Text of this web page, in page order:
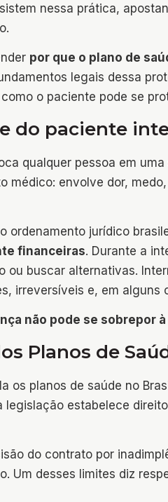
nessa prática,
por que o plano de
legais dessa
o paciente pode se
do paciente
qualquer pessoa em
médico: envolve dor,
ordenamento jurídico
financeiras. Durante a
ou buscar alternativas.
irreversíveis e, em alguns
não pode se sobrepor
Planos de
os planos de saúde no
legislação estabelece
do contrato por
Um desses limites diz